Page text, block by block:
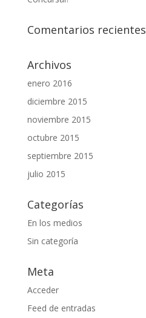
Comentarios recientes
Archivos
enero 2016
diciembre 2015
noviembre 2015
octubre 2015
septiembre 2015
julio 2015
Categorías
En los medios
Sin categoría
Meta
Acceder
Feed de entradas